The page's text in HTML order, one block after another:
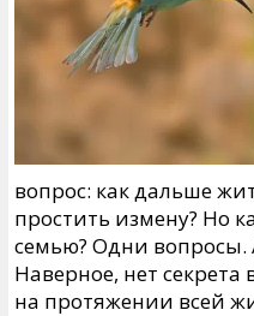
вопрос: как дальше
простить измену? Но
семью? Одни вопросы.
Наверное, нет
на протяжении всей